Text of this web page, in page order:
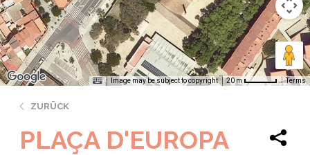
Image may be subject to copyright 20 m Terms
ZURÜCK
PLAÇA D'EUROPA